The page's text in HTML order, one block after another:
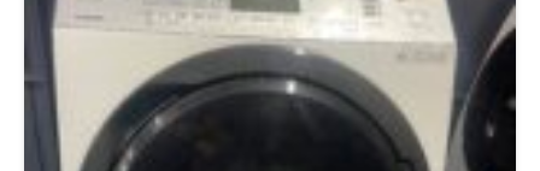
して選べる一台です。 日立BD-SX110E整備品とは？ 日立の人気
ドラム式洗濯機「BD-SX110E」を、当社で分解・洗浄・部品点検
まで行った中古整備品です。ドラム槽内部、脱水カバー、乾燥ダ
クトなど、通常のクリーニングでは手が届かない部分まで分解し
て汚れを除去しています。ドラム洗濯機中古整備済みだからこ
そ、購入後すぐに気持ちよく使い始められます。 選ばれる理由
は「壊れる前の整備」 ドラム洗濯機壊れたと感じてから慌てて